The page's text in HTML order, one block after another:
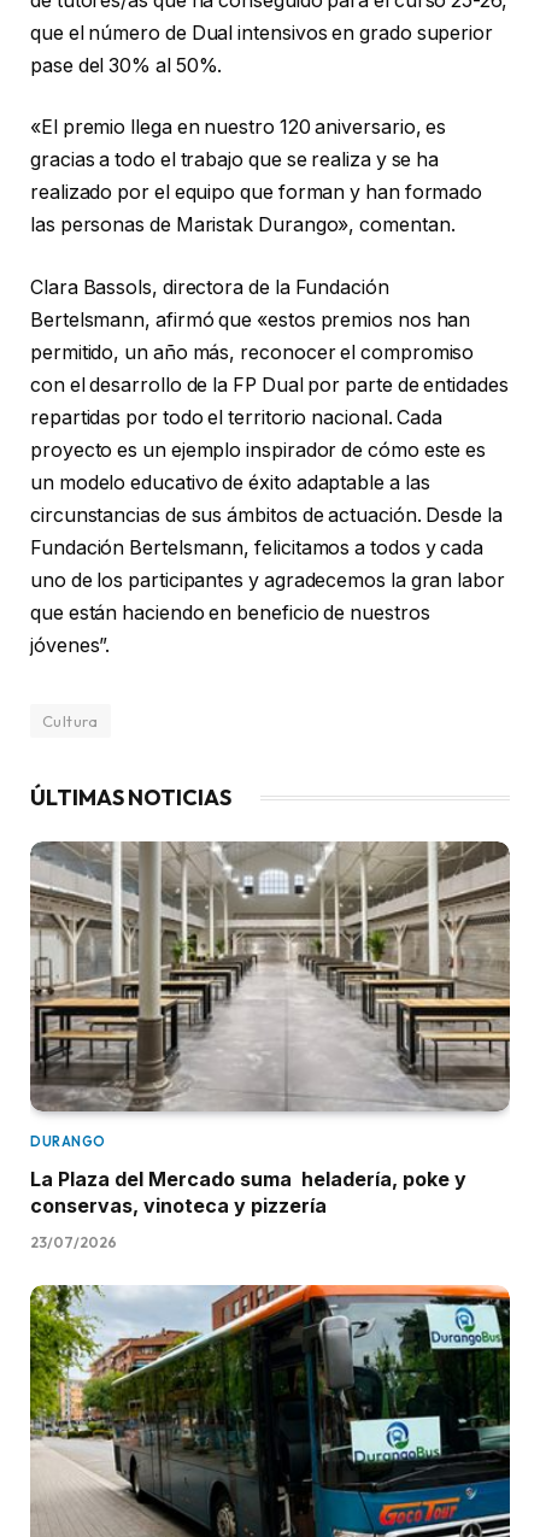
que el número de Dual intensivos en grado superior
pase del 30% al 50%.
«El premio llega en nuestro 120 aniversario, es
gracias a todo el trabajo que se realiza y se ha
realizado por el equipo que forman y han formado
las personas de Maristak Durango», comentan.
Clara Bassols, directora de la Fundación
Bertelsmann, afirmó que «estos premios nos han
permitido, un año más, reconocer el compromiso
con el desarrollo de la FP Dual por parte de entidades
repartidas por todo el territorio nacional. Cada
proyecto es un ejemplo inspirador de cómo este es
un modelo educativo de éxito adaptable a las
circunstancias de sus ámbitos de actuación. Desde la
Fundación Bertelsmann, felicitamos a todos y cada
uno de los participantes y agradecemos la gran labor
que están haciendo en beneficio de nuestros
jóvenes”.
Cultura
ÚLTIMAS NOTICIAS
DURANGO
La Plaza del Mercado suma heladería, poke y
conservas, vinoteca y pizzería
23/07/2026